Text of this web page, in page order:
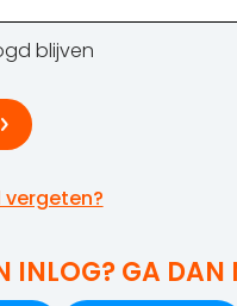
blijven
INLOG? GA DAN